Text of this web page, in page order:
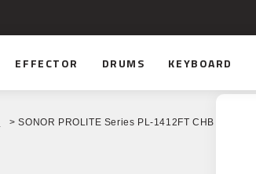
EFFECTOR DRUMS KEYBOARD
> SONOR PROLITE Series PL-1412FT CHB